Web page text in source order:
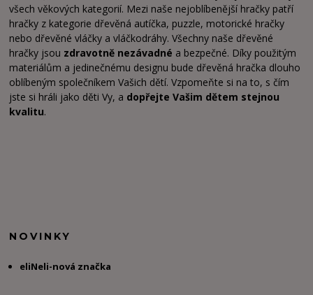
všech věkových kategorií. Mezi naše nejoblíbenější hračky patří
hračky z kategorie dřevěná autíčka, puzzle, motorické hračky
nebo dřevěné vláčky a vláčkodráhy. Všechny naše dřevěné
hračky jsou zdravotně nezávadné a bezpečné. Díky použitým
materiálům a jedinečnému designu bude dřevěná hračka dlouho
oblíbeným společníkem Vašich dětí. Vzpomeňte si na to, s čím
jste si hráli jako děti Vy, a dopřejte Vašim dětem stejnou
kvalitu.
NOVINKY
eliNeli-nová značka